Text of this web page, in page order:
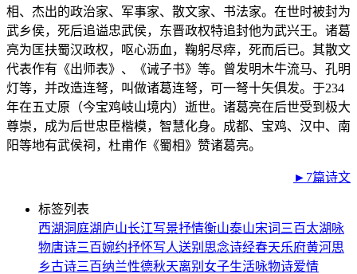
相、杰出的政治家、军事家、散文家、书法家。在世时被封为
武乡侯，死后追谥忠武侯，东晋政权特追封他为武兴王。诸葛
亮为匡扶蜀汉政权，呕心沥血，鞠躬尽瘁，死而后已。其散文
代表作有《出师表》、《诫子书》等。曾发明木牛流马、孔明
灯等，并改造连弩，叫做诸葛连弩，可一弩十矢俱发。于234
年在五丈原（今宝鸡岐山境内）逝世。诸葛亮在后世受到极大
尊崇，成为后世忠臣楷模，智慧化身。成都、宝鸡、汉中、南
阳等地有武侯祠，杜甫作《蜀相》赞诸葛亮。
►7篇诗文
标签列表
西湖洞庭湖庐山长江写景抒情衡山泰山宋词三百太湖 咏
物唐诗三百婉约抒怀写人送别 思念诗经春天乐府黄河思
乡古诗三百纳兰性德秋天离别 女子生活咏物诗爱情